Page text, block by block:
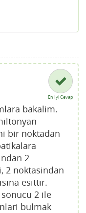
En İyi Cevap
bakalim.
bir noktadan
2
2 noktasindan
esittir.
2 ile
bulmak